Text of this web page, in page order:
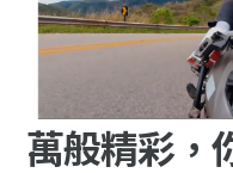
萬般精彩，